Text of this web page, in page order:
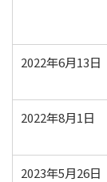
2022年6月13日
2022年8月1日
2023年5月26日